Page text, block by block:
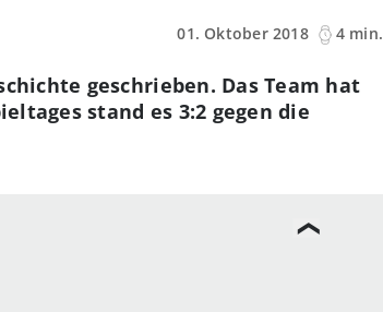
01. Oktober 2018
4 min.
geschrieben. Das Team hat
stand es 3:2 gegen die